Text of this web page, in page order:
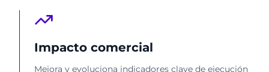
Impacto comercial
Mejora y evoluciona indicadores clave de ejecución